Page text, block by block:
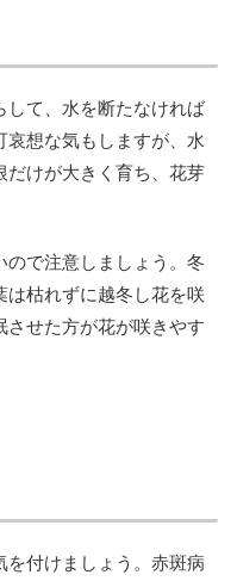
して、水を断たなければ
哀想な気もしますが、水
だけが大きく育ち、花芽
で注意しましょう。冬
枯れずに越冬し花を咲
せた方が花が咲きやす
付けましょう。赤斑病